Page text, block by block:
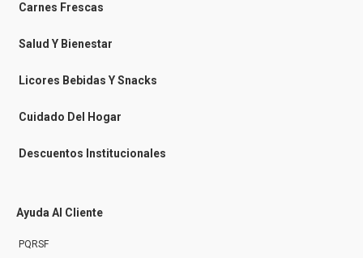
-
s
s
n
g
r
m
Carnes Frescas
Salud Y Bienestar
Licores Bebidas Y Snacks
Cuidado Del Hogar
Descuentos Institucionales
Ayuda Al Cliente
PQRSF